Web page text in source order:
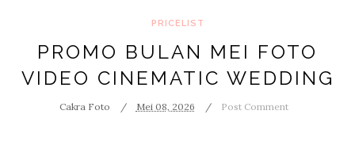
PRICELIST
PROMO BULAN MEI FOTO
VIDEO CINEMATIC WEDDING
Cakra Foto Mei 08, 2026 Post Comment